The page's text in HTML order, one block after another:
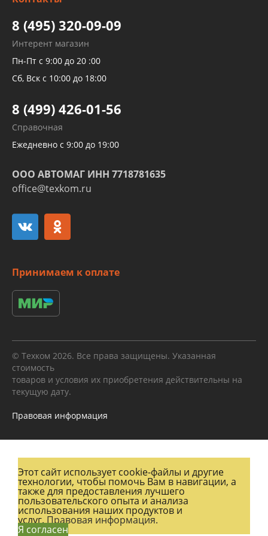
Тормозных трубок
Рукавов гидроусилителей
Рукавов компрессоров и турбин
Трубок кондиционеров
Развертка пайка медных стальных
алюминиевых трубок и штуцеров
8 (495) 320-09-09
Интерент магазин
Пн-Пт с 9:00 до 20 :00
Сб, Вск с 10:00 до 18:00
8 (499) 426-01-56
Справочная
Ежедневно с 9:00 до 19:00
ООО АВТОМАГ ИНН 7718781635
office@texkom.ru
Принимаем к оплате
© Техком 2026. Все права защищены. Указанная
стоимость
товаров и условия их приобретения действительны на
текущую дату.
Правовая информация
Этот сайт использует cookie-файлы и другие
технологии, чтобы помочь Вам в навигации, а
также для предоставления лучшего
пользовательского опыта и анализа
использования наших продуктов и
услуг.Правовая информация.
Я согласен